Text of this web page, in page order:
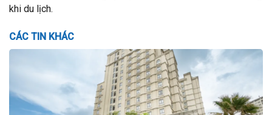
khi du lịch.
CÁC TIN KHÁC